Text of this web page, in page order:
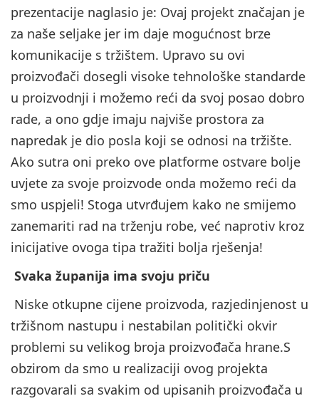
prezentacije naglasio je: Ovaj projekt značajan je
za naše seljake jer im daje mogućnost brze
komunikacije s tržištem. Upravo su ovi
proizvođači dosegli visoke tehnološke standarde
u proizvodnji i možemo reći da svoj posao dobro
rade, a ono gdje imaju najviše prostora za
napredak je dio posla koji se odnosi na tržište.
Ako sutra oni preko ove platforme ostvare bolje
uvjete za svoje proizvode onda možemo reći da
smo uspjeli! Stoga utvrđujem kako ne smijemo
zanemariti rad na trženju robe, već naprotiv kroz
inicijative ovoga tipa tražiti bolja rješenja!
Svaka županija ima svoju priču
Niske otkupne cijene proizvoda, razjedinjenost u
tržišnom nastupu i nestabilan politički okvir
problemi su velikog broja proizvođača hrane.S
obzirom da smo u realizaciji ovog projekta
razgovarali sa svakim od upisanih proizvođača u